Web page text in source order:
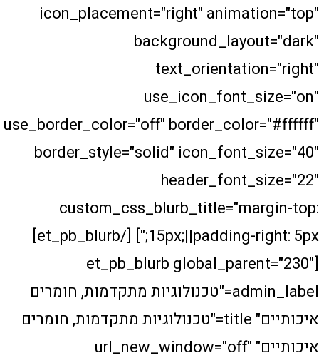
icon_placement="right"
use_border_color="off"
border_style="solid"
15px;||padding-right: 5px;"] [/et_pb_blurb]
[et_pb_blurb
admin_label="טכנולוגיות מתקדמות, חומרים
איכותיים" title="טכנולוגיות מתקדמות, חומרים
איכותיים" url_new_window="off"